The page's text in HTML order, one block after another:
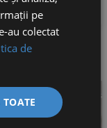
pe
au colectat
de
TOATE